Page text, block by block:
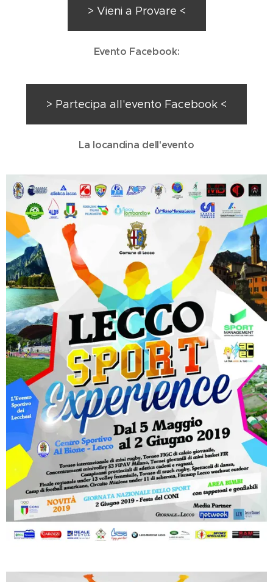
> Vieni a Provare <
Evento Facebook:
> Partecipa all'evento Facebook <
La locandina dell'evento